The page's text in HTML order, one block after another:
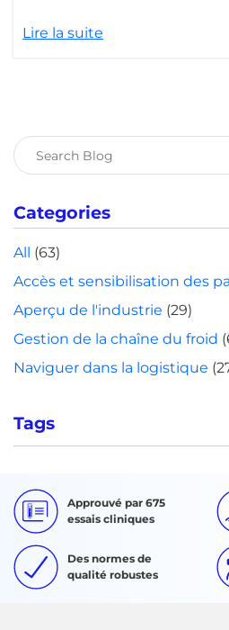
Lire la suite
Rechercher :
Categories
All
(63)
Accès et sensibilisation des
Aperçu de l'industrie (29)
Gestion de la chaîne du froid
Naviguer dans la logistique
Tags
Approuvé par 675
essais cliniques
Des normes de
qualité robustes